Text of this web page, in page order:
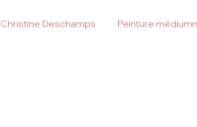
Christine Deschamps Peinture